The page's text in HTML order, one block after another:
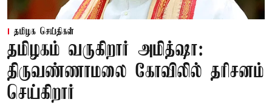
தமிழக செய்திகள்
தமிழகம் வருகிறார் அமித்ஷா:
திருவண்ணாமலை கோவிலில் தரிசனம்
செய்கிறார்